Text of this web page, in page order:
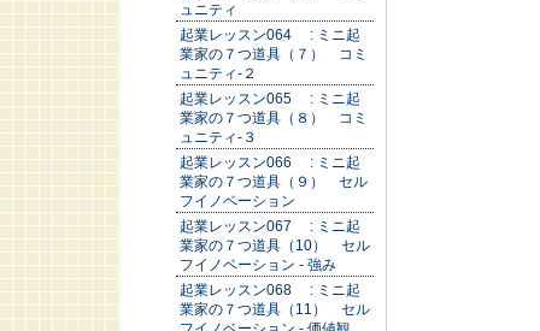
ュニティ
起業レッスン064 : ミニ起
業家の７つ道具（７） コミ
ュニティ-２
起業レッスン065 : ミニ起
業家の７つ道具（８） コミ
ュニティ-３
起業レッスン066 : ミニ起
業家の７つ道具（９） セル
フイノベーション
起業レッスン067 : ミニ起
業家の７つ道具（10） セル
フイノベーション - 強み
起業レッスン068 : ミニ起
業家の７つ道具（11） セル